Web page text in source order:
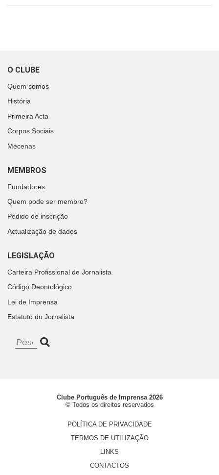
O CLUBE
Quem somos
História
Primeira Acta
Corpos Sociais
Mecenas
MEMBROS
Fundadores
Quem pode ser membro?
Pedido de inscrição
Actualização de dados
LEGISLAÇÃO
Carteira Profissional de Jornalista
Código Deontológico
Lei de Imprensa
Estatuto do Jornalista
Clube Português de Imprensa 2026
© Todos os direitos reservados
POLÍTICA DE PRIVACIDADE
TERMOS DE UTILIZAÇÃO
LINKS
CONTACTOS